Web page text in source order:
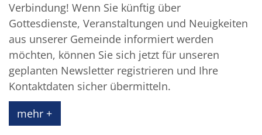
Verbindung! Wenn Sie künftig über
Gottesdienste, Veranstaltungen und Neuigkeiten
aus unserer Gemeinde informiert werden
möchten, können Sie sich jetzt für unseren
geplanten Newsletter registrieren und Ihre
Kontaktdaten sicher übermitteln.
mehr +